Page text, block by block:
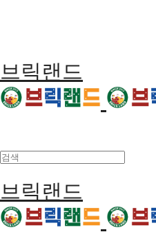
브릭랜드
브릭랜드